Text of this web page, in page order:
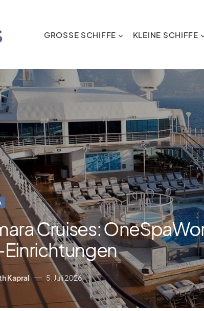
GROSSE SCHIFFE KLEINE SCHIFFE
Cruises:
Kapral 5. Juli 2026